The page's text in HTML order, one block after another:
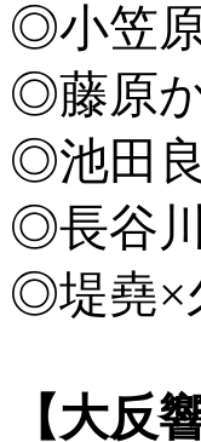
◎小笠
◎藤原
◎池田
◎長谷
◎堤堯×
【大反